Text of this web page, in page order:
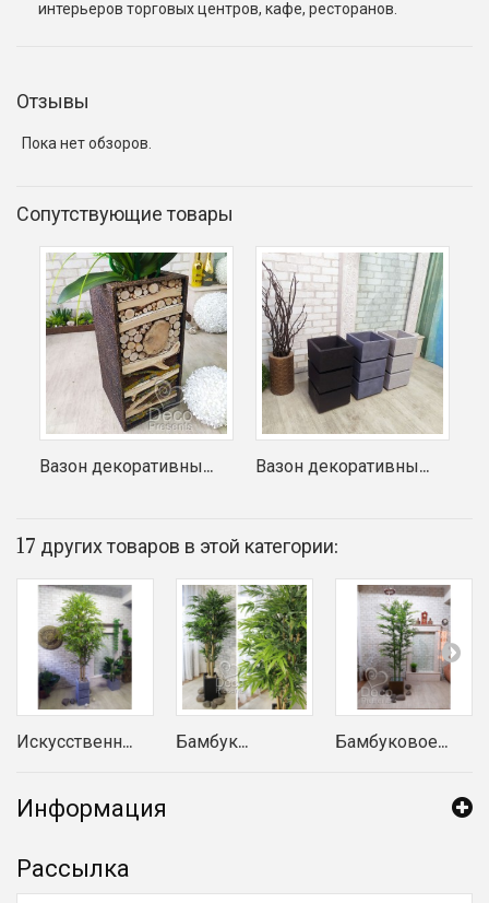
интерьеров торговых центров, кафе, ресторанов.
Отзывы
Пока нет обзоров.
Сопутствующие товары
Вазон декоративны... Вазон декоративны...
17 других товаров в этой категории:
Искусственн... Бамбук... Бамбуковое...
Информация
Рассылка